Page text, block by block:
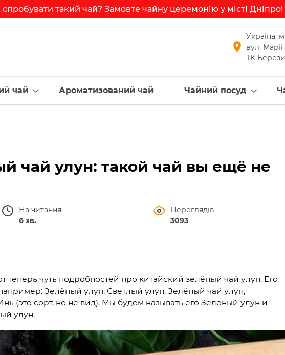
Замовити
спробувати такий чай? Замовте чайну церемонію у місті Дніпро!
Україна,
вул.
ТК
чай Ароматизований чай Чайний посуд
чай улун: такой чай вы ещё не
На читання
6 хв.
Переглядів
3093
теперь чуть подробностей про китайский зелёный чай улун. Его
Зелёный улун, Светлый улун, Зелёный чай улун,
(это сорт, но не вид). Мы будем называть его Зелёный улун и
улун.